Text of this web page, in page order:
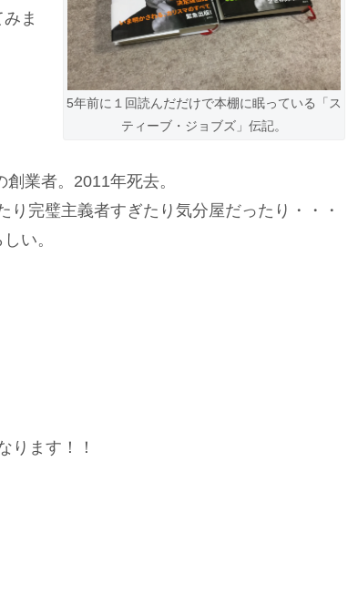
5年前に１回読んだだけで本棚に眠っている「ス
ティーブ・ジョブズ」伝記。
ま
業者。2011年死去。
完璧主義者すぎたり気分屋だったり・・・
い。
ります！！